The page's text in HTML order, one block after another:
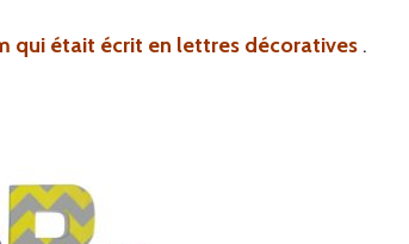
qui était écrit en lettres décoratives .